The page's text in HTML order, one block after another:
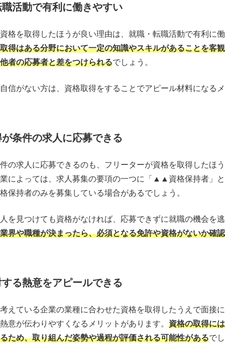
活動で有利に働きやすい
格を取得したほうが良い理由は、就職・転職活動で有利に
得はある分野において一定の知識やスキルがあることを客
者の応募者と差をつけられるでしょう。
信がない方は、資格取得をすることでアピール材料になる
条件の求人に応募できる
の求人に応募できるのも、フリーターが資格を取得したほ
によっては、求人募集の要項の一つに「▲▲資格保持者」
保持者のみを募集している場合があるでしょう。
を見つけても資格がなければ、応募できずに就職の機会を
界や職種が決まったら、必須となる免許や資格がないか確
る熱意をアピールできる
えている企業の業種に合わせた資格を取得したうえで面接
意が伝わりやすくなるメリットがあります。 資格の取得に
ため、取り組んだ姿勢や過程が評価される可能性があるで